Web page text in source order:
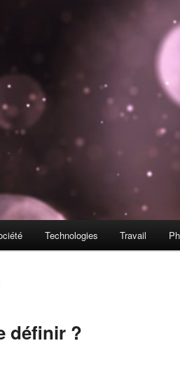
Technologies Travail
définir ?